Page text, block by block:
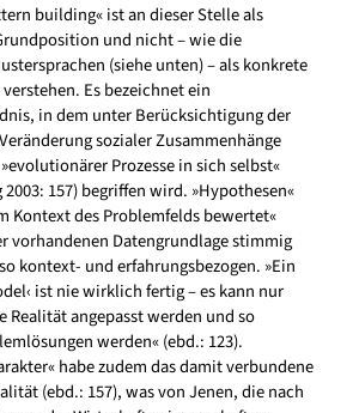
building« ist an dieser Stelle als
und nicht – wie die
(siehe unten) – als konkrete
Es bezeichnet ein
in dem unter Berücksichtigung der
sozialer Zusammenhänge
Prozesse in sich selbst«
157) begriffen wird. »Hypothesen«
Kontext des Problemfelds bewertet«
vorhandenen Datengrundlage stimmig
kontext- und erfahrungsbezogen. »Ein
ist nie wirklich fertig – es kann nur
Realität angepasst werden und so
werden« (ebd.: 123).
habe zudem das damit verbundene
(ebd.: 157), was von Jenen, die nach